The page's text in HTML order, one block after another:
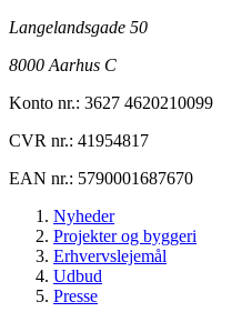
Langelandsgade 50
8000 Aarhus C
Konto nr.: 3627 4620210099
CVR nr.: 41954817
EAN nr.: 5790001687670
Nyheder
Projekter og byggeri
Erhvervslejemål
Udbud
Presse